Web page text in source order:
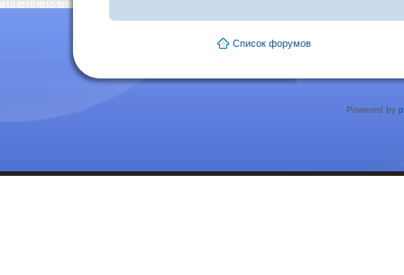
Список форумов
Powered by